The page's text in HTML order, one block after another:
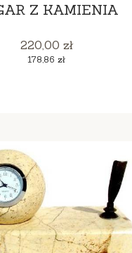
Z KAMIENIA
Cena
220,00 zł
Cena
178,86 zł